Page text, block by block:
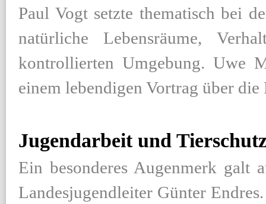
Paul Vogt setzte thematisch bei
natürliche Lebensräume,
kontrollierten Umgebung. Uwe
einem lebendigen Vortrag über
Jugendarbeit und
Ein besonderes Augenmerk galt
Landesjugendleiter Günter